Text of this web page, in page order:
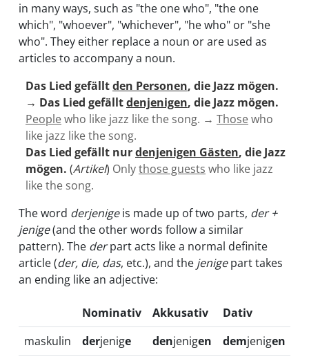
in many ways, such as "the one who", "the one
which", "whoever", "whichever", "he who" or "she
who". They either replace a noun or are used as
articles to accompany a noun.
Das Lied gefälltden Personen, die Jazz mögen.
→ Das Lied gefälltdenjenigen, die Jazz mögen.
Peoplewho like jazz like the song. → Thosewho
like jazz like the song.
Das Lied gefällt nurdenjenigen Gästen, die Jazz
mögen. (Artikel) Onlythose guests who like jazz
like the song.
The word derjenigeis made up of two parts, der +
jenige(and the other words follow a similar
pattern). The derpart acts like a normal definite
article (der, die, das, etc.), and the jenigepart takes
an ending like an adjective:
Nominativ Akkusativ
Dativ
maskulin
derjenige denjenigen demjenigen